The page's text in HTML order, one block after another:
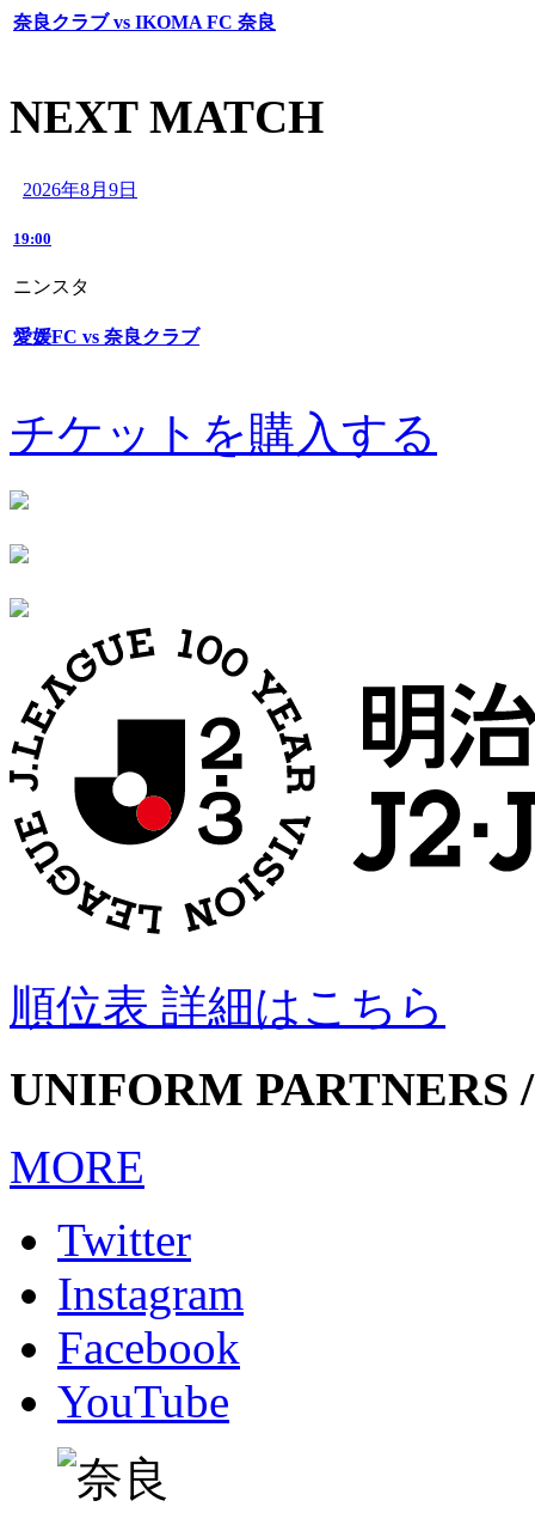
奈良クラブ vs IKOMA FC 奈良
NEXT MATCH
2026年8月9日
19:00
ニンスタ
愛媛FC vs 奈良クラブ
チケットを購入する
順位表 詳細はこちら
UNIFORM PARTNERS
MORE
Twitter
Instagram
Facebook
YouTube